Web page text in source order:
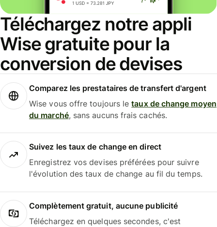
Téléchargez notre appli
Wise gratuite pour la
conversion de devises
Comparez les prestataires de transfert d'argent
Wise vous offre toujours letaux de change moyen
du marché, sans aucuns frais cachés.
Suivez les taux de change en direct
Enregistrez vos devises préférées pour suivre
l'évolution des taux de change au fil du temps.
Complètement gratuit, aucune publicité
Téléchargez en quelques secondes, c'est